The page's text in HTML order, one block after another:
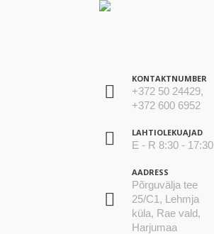
KONTAKTNUMBER
+372 50 24429,
+372 600 6952
LAHTIOLEKUAJAD
E - R 8:30 - 17:30
AADRESS
Põrguvälja tee
25/C1, Lehmja
küla, Rae vald,
Harjumaa